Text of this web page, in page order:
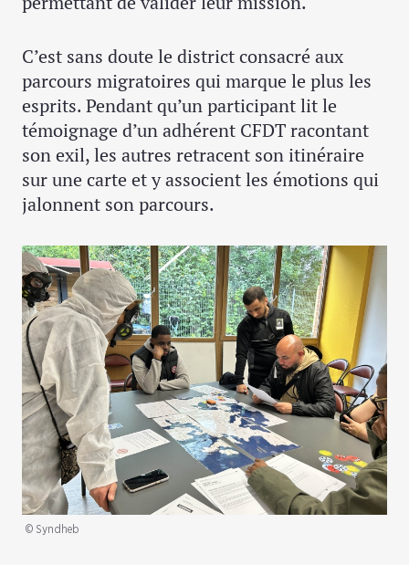
C’est sans doute le district consacré aux
parcours migratoires qui marque le plus les
esprits. Pendant qu’un participant lit le
témoignage d’un adhérent CFDT racontant
son exil, les autres retracent son itinéraire
sur une carte et y associent les émotions qui
jalonnent son parcours.
© Syndheb